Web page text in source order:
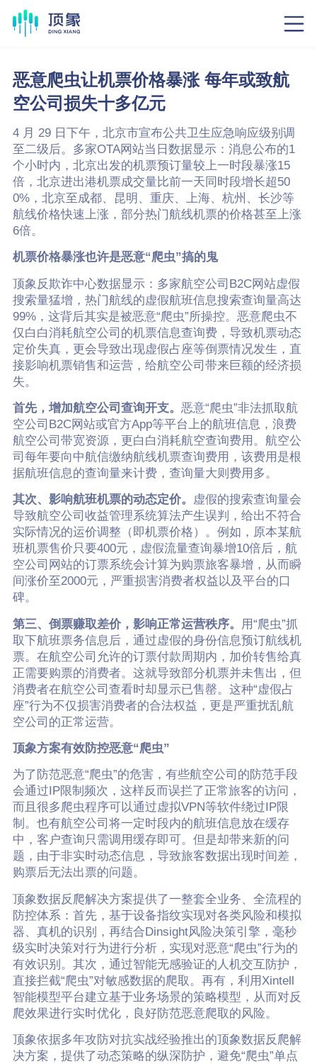
恶意爬虫让机票价格暴涨 每年或致航
空公司损失十多亿元
4 月 29 日下午，北京市宣布公共卫生应急响应级别调
至二级后。多家OTA网站当日数据显示：消息公布的1
个小时内，北京出发的机票预订量较上一时段暴涨15
倍，北京进出港机票成交量比前一天同时段增长超50
0%，北京至成都、昆明、重庆、上海、杭州、长沙等
航线价格快速上涨，部分热门航线机票的价格甚至上涨
6倍。
机票价格暴涨也许是恶意“爬虫”搞的鬼
顶象反欺诈中心数据显示：多家航空公司B2C网站虚假
搜索量猛增，热门航线的虚假航班信息搜索查询量高达
99%，这背后其实是被恶意“爬虫”所操控。恶意爬虫不
仅白白消耗航空公司的机票信息查询费，导致机票动态
定价失真，更会导致出现虚假占座等倒票情况发生，直
接影响机票销售和运营，给航空公司带来巨额的经济损
失。
首先，增加航空公司查询开支。 恶意“爬虫”非法抓取航
空公司B2C网站或官方App等平台上的航班信息，浪费
航空公司带宽资源，更白白消耗航空查询费用。航空公
司每年要向中航信缴纳航线机票查询费用，该费用是根
据航班信息的查询量来计费，查询量大则费用多。
其次、影响航班机票的动态定价。 虚假的搜索查询量会
导致航空公司收益管理系统算法产生误判，给出不符合
实际情况的运价调整（即机票价格）。例如，原本某航
班机票售价只要400元，虚假流量查询暴增10倍后，航
空公司网站的订票系统会计算为购票旅客暴增，从而瞬
间涨价至2000元，严重损害消费者权益以及平台的口
碑。
第三、倒票赚取差价，影响正常运营秩序。
用“爬虫”抓
取下航班票务信息后，通过虚假的身份信息预订航线机
票。在航空公司允许的订票付款周期内，加价转售给真
正需要购票的消费者。这就导致部分机票并未售出，但
消费者在航空公司查看时却显示已售罄。这种“虚假占
座”行为不仅损害消费者的合法权益，更是严重扰乱航
空公司的正常运营。
顶象方案有效防控恶意“爬虫”
为了防范恶意“爬虫”的危害，有些航空公司的防范手段
会通过IP限制频次，这样反而误拦了正常旅客的访问，
而且很多爬虫程序可以通过虚拟VPN等软件绕过IP限
制。也有航空公司将一定时段内的航班信息放在缓存
中，客户查询只需调用缓存即可。但是却带来新的问
题，由于非实时动态信息，导致旅客数据出现时间差，
购票后无法出票的问题。
顶象数据反爬解决方案提供了一整套全业务、全流程的
防控体系：首先，基于设备指纹实现对各类风险和模拟
器、真机的识别，再结合Dinsight风险决策引擎，毫秒
级实时决策对行为进行分析，实现对恶意“爬虫”行为的
有效识别。其次，通过智能无感验证的人机交互防护，
直接拦截“爬虫”对敏感数据的爬取。再有，利用Xintell
智能模型平台建立基于业务场景的策略模型，从而对反
爬效果进行实时优化，良好防范恶意爬取的风险。
顶象依据多年攻防对抗实战经验推出的顶象数据反爬解
决方案，提供了动态策略的纵深防护，避免“爬虫”单点